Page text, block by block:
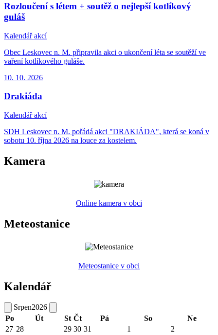
Rozloučení s létem + soutěž o nejlepší kotlíkový
guláš
Kalendář akcí
Obec Leskovec n. M. připravila akci o ukončení léta se soutěží ve
vaření kotlíkového guláše.
10. 10. 2026
Drakiáda
Kalendář akcí
SDH Leskovec n. M. pořádá akci "DRAKIÁDA", která se koná v
sobotu 10. října 2026 na louce za kostelem.
Kamera
Online kamera v obci
Meteostanice
Meteostanice v obci
Kalendář
Srpen2026
Po
Út St Čt Pá So
Ne
27 28 29 30 31 1 2